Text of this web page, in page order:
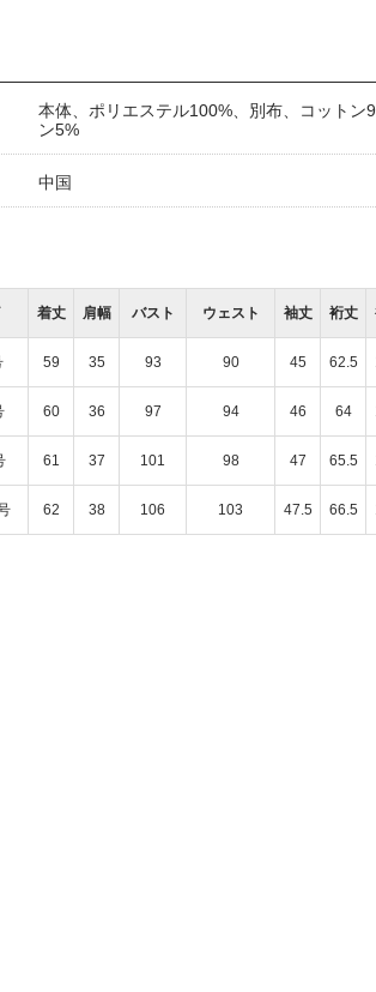
本体、ポリエステル100%、別布、コットン
ン5%
中国
着丈 肩幅 バスト ウェスト 袖丈 裄丈
59 35 93 90 45 62.5
60 36 97 94 46 64
61 37 101 98 47 65.5
62 38 106 103 47.5 66.5